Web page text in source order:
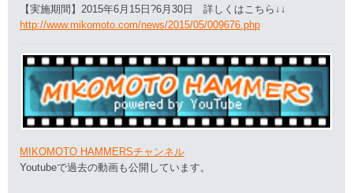
【実施期間】2015年6月15日?6月30日 詳しくはこちら↓↓
http://www.mikomoto.com/news/2015/05/009676.php
MIKOMOTO HAMMERSチャンネル
Youtubeで過去の動画も公開しています。